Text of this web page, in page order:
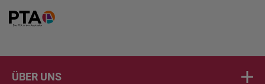
Home
ÜBER UNS